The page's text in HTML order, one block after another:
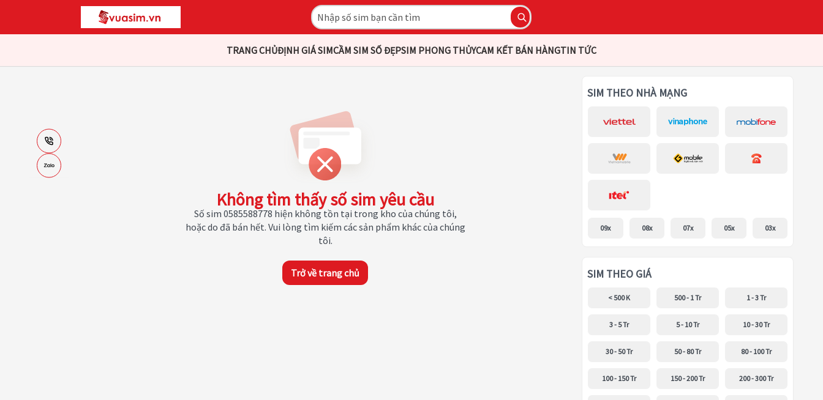
TRANG CHỦĐỊNH GIÁ SIMCẦM SIM SỐ ĐẸPSIM PHONG THỦYCAM KẾT BÁN HÀNGTIN TỨC
Không tìm thấy số sim yêu cầu
Số sim 0585588778 hiện không tồn tại trong kho của chúng tôi,
hoặc do đã bán hết. Vui lòng tìm kiếm các sản phẩm khác của chúng
tôi.
Trở về trang chủ
SIM THEO NHÀ MẠNG
09x 08x 07x 05x 03x
SIM THEO GIÁ
< 500 K 500 - 1 Tr 1 - 3 Tr
3 - 5 Tr 5 - 10 Tr 10 - 30 Tr
30 - 50 Tr 50 - 80 Tr 80 - 100 Tr
100 - 150 Tr 150 - 200 Tr 200 - 300 Tr